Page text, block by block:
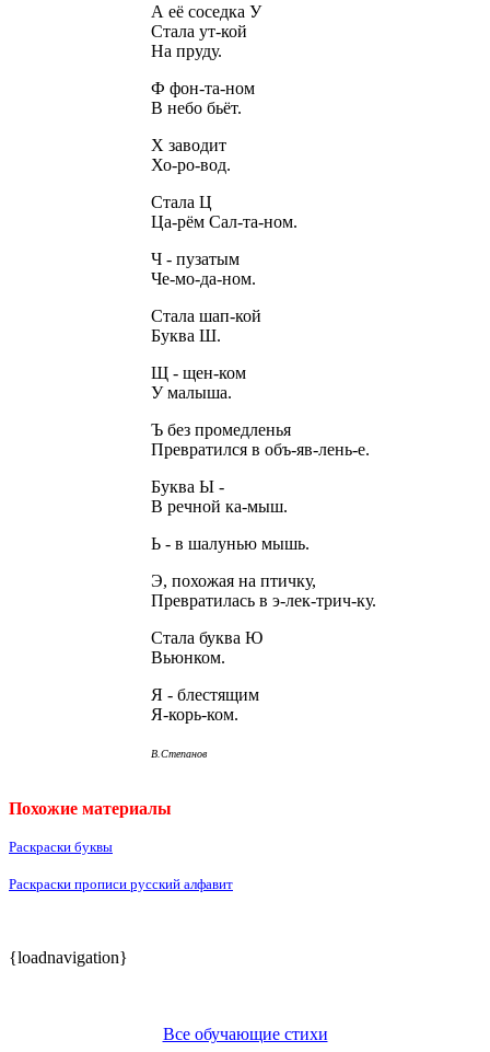
А её соседка У
Стала ут-кой
На пруду.
Ф фон-та-ном
В небо бьёт.
Х заводит
Хо-ро-вод.
Стала Ц
Ца-рём Сал-та-ном.
Ч - пузатым
Че-мо-да-ном.
Стала шап-кой
Буква Ш.
Щ - щен-ком
У малыша.
Ъ без промедленья
Превратился в объ-яв-лень-е.
Буква Ы -
В речной ка-мыш.
Ь - в шалунью мышь.
Э, похожая на птичку,
Превратилась в э-лек-трич-ку.
Стала буква Ю
Вьюнком.
Я - блестящим
Я-корь-ком.
В.Степанов
Похожие материалы
Раскраски буквы
Раскраски прописи русский алфавит
{loadnavigation}
Все обучающие стихи